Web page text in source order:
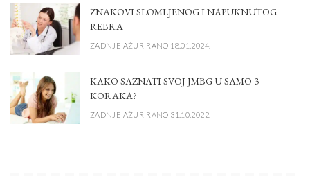
ZNAKOVI SLOMLJENOG I NAPUKNUTOG
REBRA
ZADNJE AŽURIRANO 18.01.2024.
KAKO SAZNATI SVOJ JMBG U SAMO 3
KORAKA?
ZADNJE AŽURIRANO 31.10.2022.